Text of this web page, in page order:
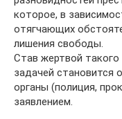
которое, в
отягчающих
лишения свободы.
Став жертвой такого
задачей становится
органы (полиция,
заявлением.